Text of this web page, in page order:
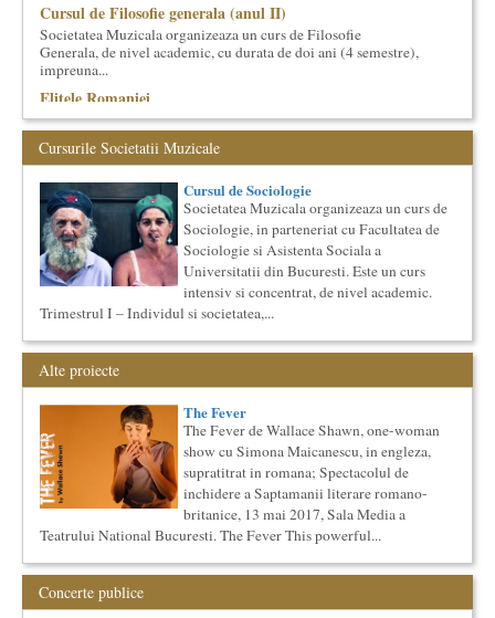
Cursul de Filosofie generala (anul II)
Societatea Muzicala organizeaza un curs de Filosofie
Generala, de nivel academic, cu durata de doi ani (4 semestre),
impreuna...
Elitele Romaniei
Anuarul Elitei culturale si stiintifice din Romania
Proiectul lansat de catre Societatea Muzicala, a fost conceput
initial ca un anuar al elitei muzicale din Romania – anuar...
Cursul de Filosofie a vietii cotidiene
Societatea Muzicala organizeaza un curs de Filosofie a vietii
cotidiene, de nivel academic, cu durata de un an (2
semestre),...
Saptamana Romano-Britanica 2017
Masterclass de traducere literara stilizata de scriitori
englezi
Saptamana romano-britanica: 8-13 mai 2017 Sase scriitori
britanici stilizeaza traduceri din proza contemporana
romaneasca ...
Imaginary Beyond Reality
Expozitie de arta fotografica
Expozitie de arta fotografica
Spatiu: neoBhoema Art & Social Lab, Palatul Universul,
...
Cursul de Muzica universala (anul I)
Societatea Muzicala organizeaza un curs de cultura generala
Natio...
Cursul de Arta universala: Marile capodopere
Cursurile Societatii Muzicale
Cursul de Sociologie
Societatea Muzicala organizeaza un curs de
Sociologie, in parteneriat cu Facultatea de
Sociologie si Asistenta Sociala a
Universitatii din Bucuresti. Este un curs
intensiv si concentrat, de nivel academic.
Trimestrul I – Individul si societatea,...
Alte proiecte
The Fever
The Fever de Wallace Shawn, one-woman
show cu Simona Maicanescu, in engleza,
supratitrat in romana; Spectacolul de
inchidere a Saptamanii literare romano-
britanice, 13 mai 2017, Sala Media a
Teatrului National Bucuresti. The Fever This powerful...
Concerte publice